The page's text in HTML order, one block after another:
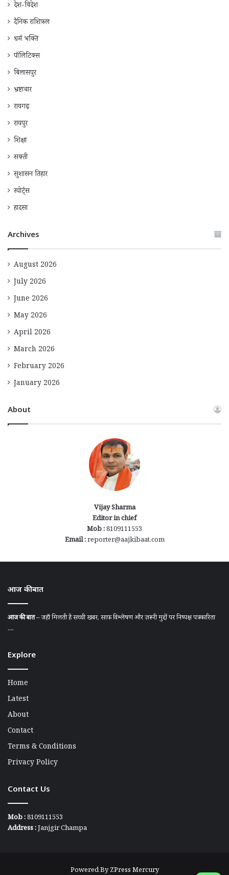
देश-विदेश
दैनिक राशिफ़ल
धर्म भक्ति
पॉलिटिक्स
बिलासपुर
भ्रष्टाचार
रायगढ़
रायपुर
शिक्षा
सक्ती
सुशासन तिहार
स्पोर्ट्स
हादसा
Archives
August 2026
July 2026
June 2026
May 2026
April 2026
March 2026
February 2026
January 2026
About
Vijay Sharma
Editor in chief
Mob :8109111553
Email :reporter@aajkibaat.com
आज की बात
आज की बात– जहाँ मिलती है सच्ची खबर, साफ़ विश्लेषण और ज़रूरी मुद्दों पर निष्पक्ष पत्रकारिता
....
Explore
Home
Latest
About
Contact
Terms & Conditions
Privacy Policy
Contact Us
Mob :8109111553
Address :Janjgir Champa
Powered ByZPress Mercury